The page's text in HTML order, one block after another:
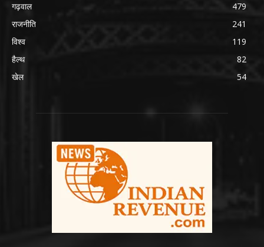
गढ़वाल
479
राजनीति
241
विश्व
119
हैल्थ
82
खेल
54